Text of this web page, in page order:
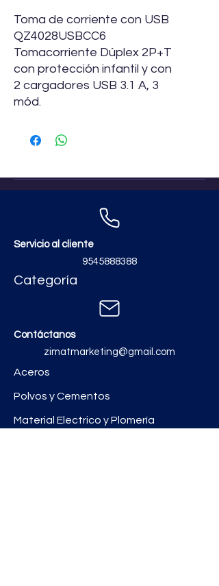
Toma de corriente con USB
QZ4028USBCC6
Tomacorriente Dúplex 2P+T
con protección infantil y con
2 cargadores USB 3.1 A, 3
mód.
Servicio al cliente
9545888388
Categoría
Contáctanos
zimatmarketing@gmail.com
Aceros
Polvos y Cementos
Material Electrico y Plomería